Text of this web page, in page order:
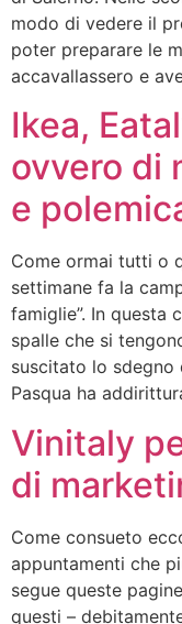
modo di vedere il
poter preparare le
accavallassero e
Ikea,
ovvero di
e
Come ormai tutti o
settimane fa la
famiglie”. In questa
spalle che si
suscitato lo sdegno
Pasqua ha
Vinitaly
di
Come consueto
appuntamenti che
segue queste
questi –